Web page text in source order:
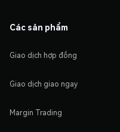
Các sản phẩm
Giao dịch hợp đồng
Giao dịch giao ngay
Margin Trading